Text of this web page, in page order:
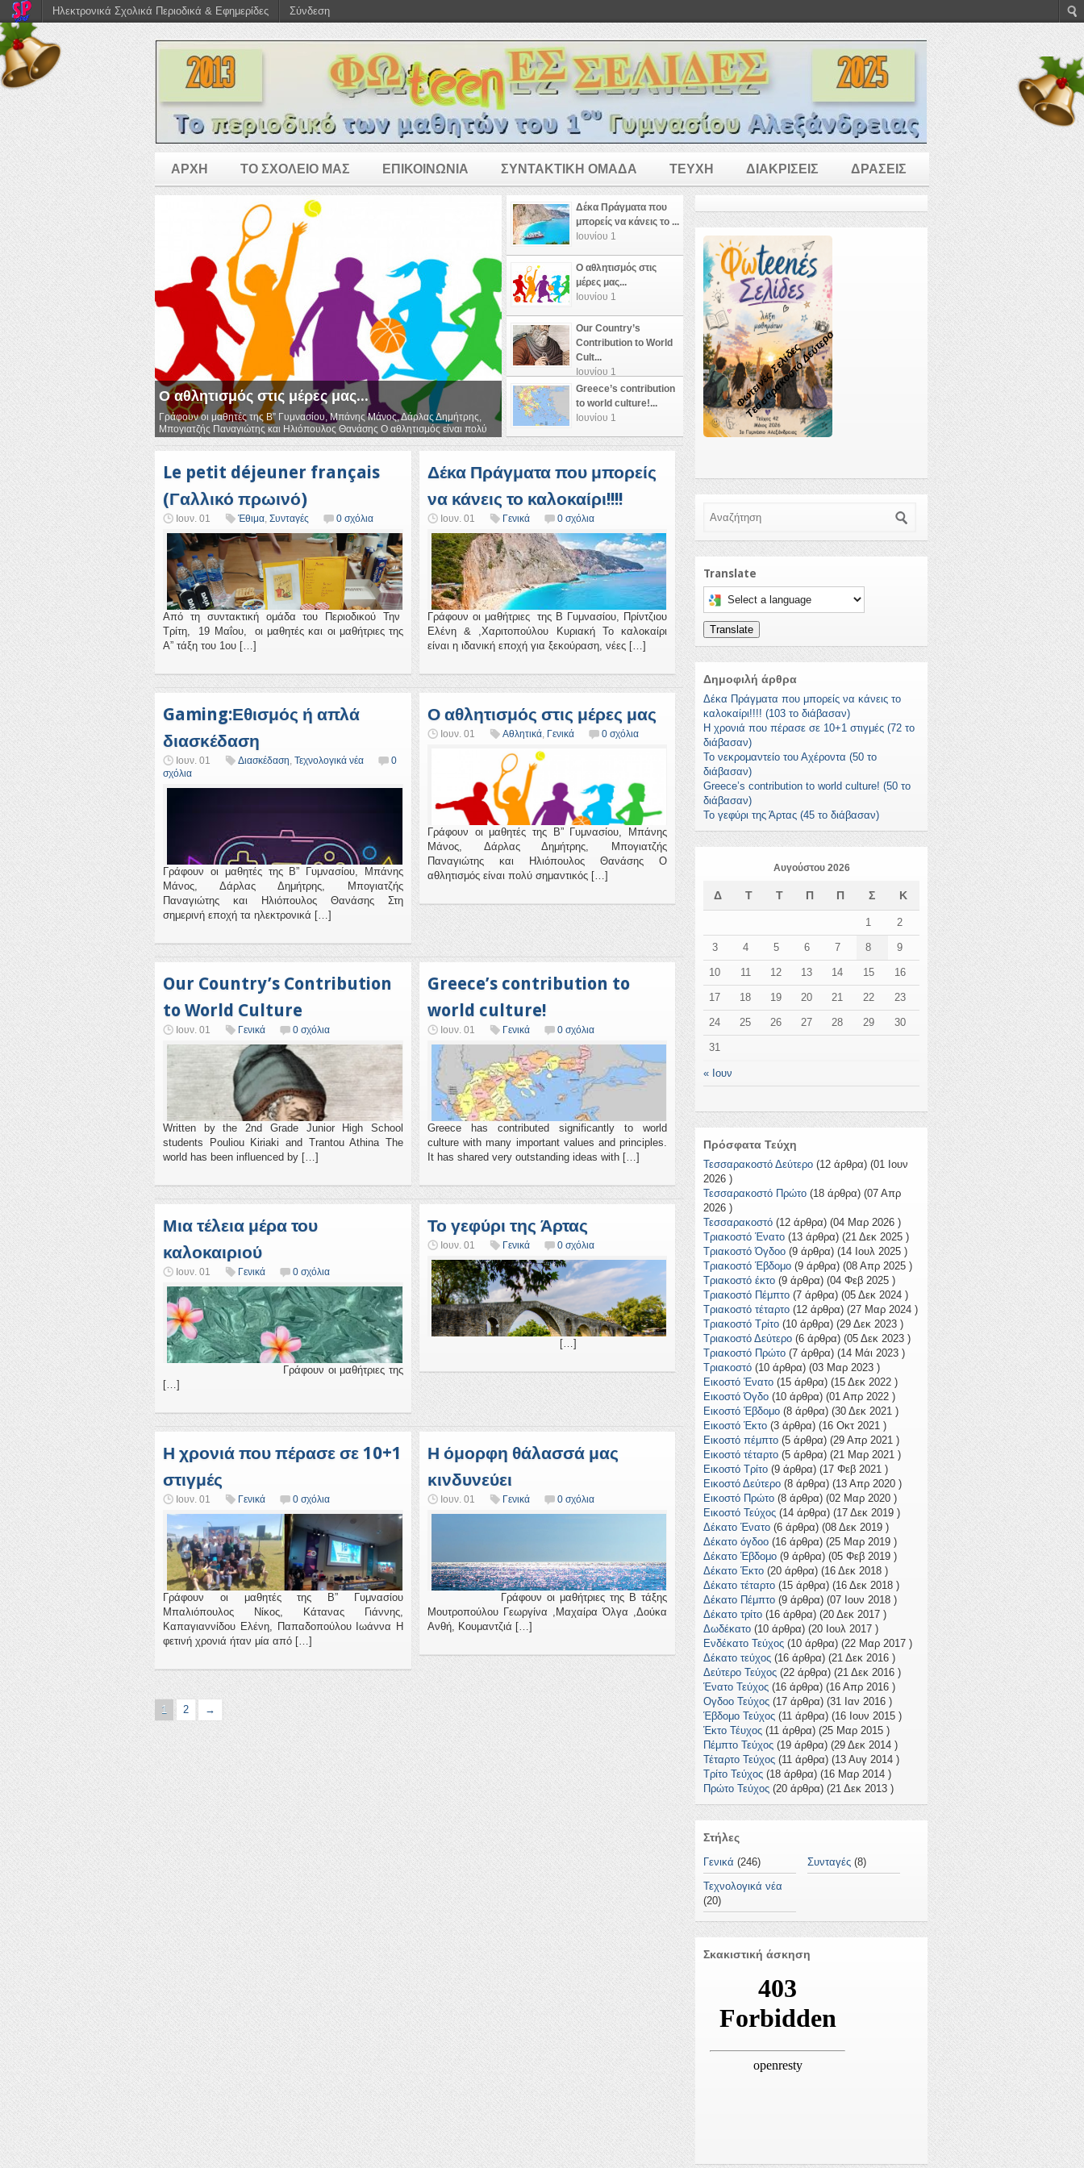
ΑΡΧΗ ΤΟ ΣΧΟΛΕΙΟ ΜΑΣ ΕΠΙΚΟΙΝΩΝΙΑ ΣΥΝΤΑΚΤΙΚΗ ΟΜΑΔΑ ΤΕΥΧΗ ΔΙΑΚΡΙΣΕΙΣ ΔΡΑΣΕΙΣ
Δέκα Πράγματα που
μπορείς να κάνεις το ...
Ιουνίου 1
Ο αθλητισμός στις
μέρες μας...
Ιουνίου 1
Our Country’s
Contribution to World
Cult...
Ιουνίου 1
Greece’s contribution
to world culture!...
Ιουνίου 1
Ο αθλητισμός στις μέρες μας...
Γράφουν οι μαθητές της Β” Γυμνασίου, Μπάνης Μάνος, Δάρλας Δημήτρης,
Μπογιατζής Παναγιώτης και Ηλιόπουλος Θανάσης Ο αθλητισμός είναι πολύ
Le petit déjeuner français
(Γαλλικό πρωινό)
Ιουν. 01 Έθιμα, Συνταγές 0 σχόλια
Από τη συντακτική ομάδα του Περιοδικού Την
Τρίτη, 19 Μαΐου, οι μαθητές και οι μαθήτριες της
Α” τάξη του 1ου […]
Δέκα Πράγματα που μπορείς
να κάνεις το καλοκαίρι!!!!
Ιουν. 01 Γενικά 0 σχόλια
Γράφουν οι μαθήτριες της Β Γυμνασίου, Πρίντζιου
Ελένη & ,Χαριτοπούλου Κυριακή Το καλοκαίρι
είναι η ιδανική εποχή για ξεκούραση, νέες […]
Gaming:Εθισμός ή απλά
διασκέδαση
Ιουν. 01 Διασκέδαση, Τεχνολογικά νέα
0
σχόλια
Γράφουν οι μαθητές της Β” Γυμνασίου, Μπάνης
Μάνος, Δάρλας Δημήτρης, Μπογιατζής
Παναγιώτης και Ηλιόπουλος Θανάσης Στη
σημερινή εποχή τα ηλεκτρονικά […]
Ο αθλητισμός στις μέρες μας
Ιουν. 01 Αθλητικά, Γενικά 0 σχόλια
Γράφουν οι μαθητές της Β” Γυμνασίου, Μπάνης
Μάνος, Δάρλας Δημήτρης, Μπογιατζής
Παναγιώτης και Ηλιόπουλος Θανάσης Ο
αθλητισμός είναι πολύ σημαντικός […]
Our Country’s Contribution
to World Culture
Ιουν. 01 Γενικά 0 σχόλια
Written by the 2nd Grade Junior High School
students Pouliou Kiriaki and Trantou Athina The
world has been influenced by […]
Greece’s contribution to
world culture!
Ιουν. 01 Γενικά 0 σχόλια
Greece has contributed significantly to world
culture with many important values and principles.
It has shared very outstanding ideas with […]
Μια τέλεια μέρα του
καλοκαιριού
Ιουν. 01 Γενικά 0 σχόλια
Γράφουν οι μαθήτριες της
[…]
Το γεφύρι της Άρτας
Ιουν. 01 Γενικά 0 σχόλια
[…]
Η χρονιά που πέρασε σε 10+1
στιγμές
Ιουν. 01 Γενικά 0 σχόλια
Γράφουν οι μαθητές της Β” Γυμνασίου
Μπαλιόπουλος Νίκος, Κάτανας Γιάννης,
Καπαγιαννίδου Ελένη, Παπαδοπούλου Ιωάννα Η
φετινή χρονιά ήταν μία από […]
Η όμορφη θάλασσά μας
κινδυνεύει
Ιουν. 01 Γενικά 0 σχόλια
Γράφουν οι μαθήτριες της Β τάξης
Μουτροπούλου Γεωργίνα ,Μαχαίρα Όλγα ,Δούκα
Ανθή, Κουμαντζιά […]
1 2 →
Φωτεινές Σελίδες
Τεσσαρακοστό Δεύτερο
Translate
Select a language to translate this page
Translate
Δημοφιλή άρθρα
Δέκα Πράγματα που μπορείς να κάνεις το
καλοκαίρι!!!! (103 το διάβασαν)
Η χρονιά που πέρασε σε 10+1 στιγμές (72 το
διάβασαν)
To νεκρομαντείο του Αχέροντα (50 το
διάβασαν)
Greece’s contribution to world culture! (50 το
διάβασαν)
Το γεφύρι της Άρτας (45 το διάβασαν)
Αυγούστου 2026
Δ Τ Τ Π Π Σ Κ
« Ιουν
1 2
3 4 5 6 7 8 9
10 11 12 13 14 15 16
17 18 19 20 21 22 23
24 25 26 27 28 29 30
31
Πρόσφατα Τεύχη
Τεσσαρακοστό Δεύτερο (12 άρθρα) (01 Ιουν
2026 )
Τεσσαρακοστό Πρώτο (18 άρθρα) (07 Απρ
2026 )
Τεσσαρακοστό (12 άρθρα) (04 Μαρ 2026 )
Τριακοστό Ένατο (13 άρθρα) (21 Δεκ 2025 )
Τριακοστό Όγδοο (9 άρθρα) (14 Ιουλ 2025 )
Τριακοστό Έβδομο (9 άρθρα) (08 Απρ 2025 )
Τριακοστό έκτο (9 άρθρα) (04 Φεβ 2025 )
Τριακοστό Πέμπτο (7 άρθρα) (05 Δεκ 2024 )
Τριακοστό τέταρτο (12 άρθρα) (27 Μαρ 2024 )
Τριακοστό Τρίτο (10 άρθρα) (29 Δεκ 2023 )
Τριακοστό Δεύτερο (6 άρθρα) (05 Δεκ 2023 )
Τριακοστό Πρώτο (7 άρθρα) (14 Μάι 2023 )
Τριακοστό (10 άρθρα) (03 Μαρ 2023 )
Εικοστό Ένατο (15 άρθρα) (15 Δεκ 2022 )
Εικοστό Όγδο (10 άρθρα) (01 Απρ 2022 )
Εικοστό Έβδομο (8 άρθρα) (30 Δεκ 2021 )
Εικοστό Έκτο (3 άρθρα) (16 Οκτ 2021 )
Εικοστό πέμπτο (5 άρθρα) (29 Απρ 2021 )
Εικοστό τέταρτο (5 άρθρα) (21 Μαρ 2021 )
Εικοστό Τρίτο (9 άρθρα) (17 Φεβ 2021 )
Εικοστό Δεύτερο (8 άρθρα) (13 Απρ 2020 )
Εικοστό Πρώτο (8 άρθρα) (02 Μαρ 2020 )
Εικοστό Τεύχος (14 άρθρα) (17 Δεκ 2019 )
Δέκατο Ένατο (6 άρθρα) (08 Δεκ 2019 )
Δέκατο όγδοο (16 άρθρα) (25 Μαρ 2019 )
Δέκατο Έβδομο (9 άρθρα) (05 Φεβ 2019 )
Δέκατο Έκτο (20 άρθρα) (16 Δεκ 2018 )
Δέκατο τέταρτο (15 άρθρα) (16 Δεκ 2018 )
Δέκατο Πέμπτο (9 άρθρα) (07 Ιουν 2018 )
Δέκατο τρίτο (16 άρθρα) (20 Δεκ 2017 )
Δωδέκατο (10 άρθρα) (20 Ιουλ 2017 )
Ενδέκατο Τεύχος (10 άρθρα) (22 Μαρ 2017 )
Δέκατο τεύχος (16 άρθρα) (21 Δεκ 2016 )
Δεύτερο Τεύχος (22 άρθρα) (21 Δεκ 2016 )
Ένατο Τεύχος (16 άρθρα) (16 Απρ 2016 )
Ογδοο Τεύχος (17 άρθρα) (31 Ιαν 2016 )
Έβδομο Τεύχος (11 άρθρα) (16 Ιουν 2015 )
Έκτο Τέυχος (11 άρθρα) (25 Μαρ 2015 )
Πέμπτο Τεύχος (19 άρθρα) (29 Δεκ 2014 )
Τέταρτο Τεύχος (11 άρθρα) (13 Αυγ 2014 )
Τρίτο Τεύχος (18 άρθρα) (16 Μαρ 2014 )
Πρώτο Τεύχος (20 άρθρα) (21 Δεκ 2013 )
Στήλες
Γενικά (246) Συνταγές (8)
Τεχνολογικά νέα
(20)
Σκακιστική άσκηση
Ηλεκτρονικά Σχολικά Περιοδικά & Εφημερίδες Σύνδεση